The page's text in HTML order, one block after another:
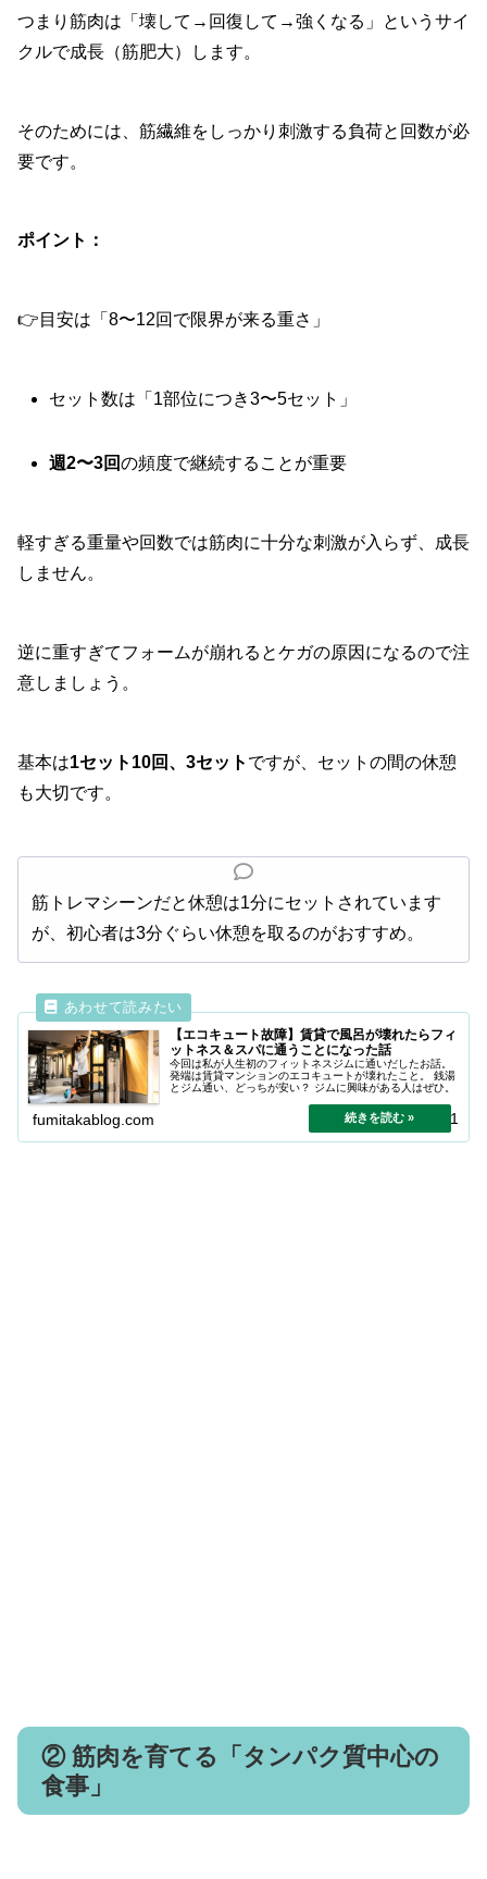
つまり筋肉は「壊して→回復して→強くなる」というサイ
クルで成長（筋肥大）します。
そのためには、筋繊維をしっかり刺激する負荷と回数が必
要です。
ポイント：
👉目安は「8〜12回で限界が来る重さ」
セット数は「1部位につき3〜5セット」
週2〜3回の頻度で継続することが重要
軽すぎる重量や回数では筋肉に十分な刺激が入らず、成長
しません。
逆に重すぎてフォームが崩れるとケガの原因になるので注
意しましょう。
基本は1セット10回、3セット ですが、セットの間の休憩
も大切です。
筋トレマシーンだと休憩は1分にセットされています
が、初心者は3分ぐらい休憩を取るのがおすすめ。
【エコキュート故障】賃貸で風呂が壊れたらフィ
ットネス＆スパに通うことになった話
今回は私が人生初のフィットネスジムに通いだしたお話。
発端は賃貸マンションのエコキュートが壊れたこと。 銭湯
とジム通い、どっちが安い？ ジムに興味がある人はぜひ。
fumitakablog.com 2025.12.21
② 筋肉を育てる「タンパク質中心の
食事」